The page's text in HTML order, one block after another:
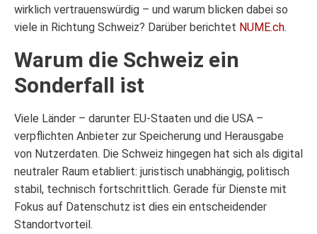
wirklich vertrauenswürdig – und warum blicken dabei so
viele in Richtung Schweiz? Darüber berichtet NUME.ch.
Warum die Schweiz ein
Sonderfall ist
Viele Länder – darunter EU-Staaten und die USA –
verpflichten Anbieter zur Speicherung und Herausgabe
von Nutzerdaten. Die Schweiz hingegen hat sich als digital
neutraler Raum etabliert: juristisch unabhängig, politisch
stabil, technisch fortschrittlich. Gerade für Dienste mit
Fokus auf Datenschutz ist dies ein entscheidender
Standortvorteil.